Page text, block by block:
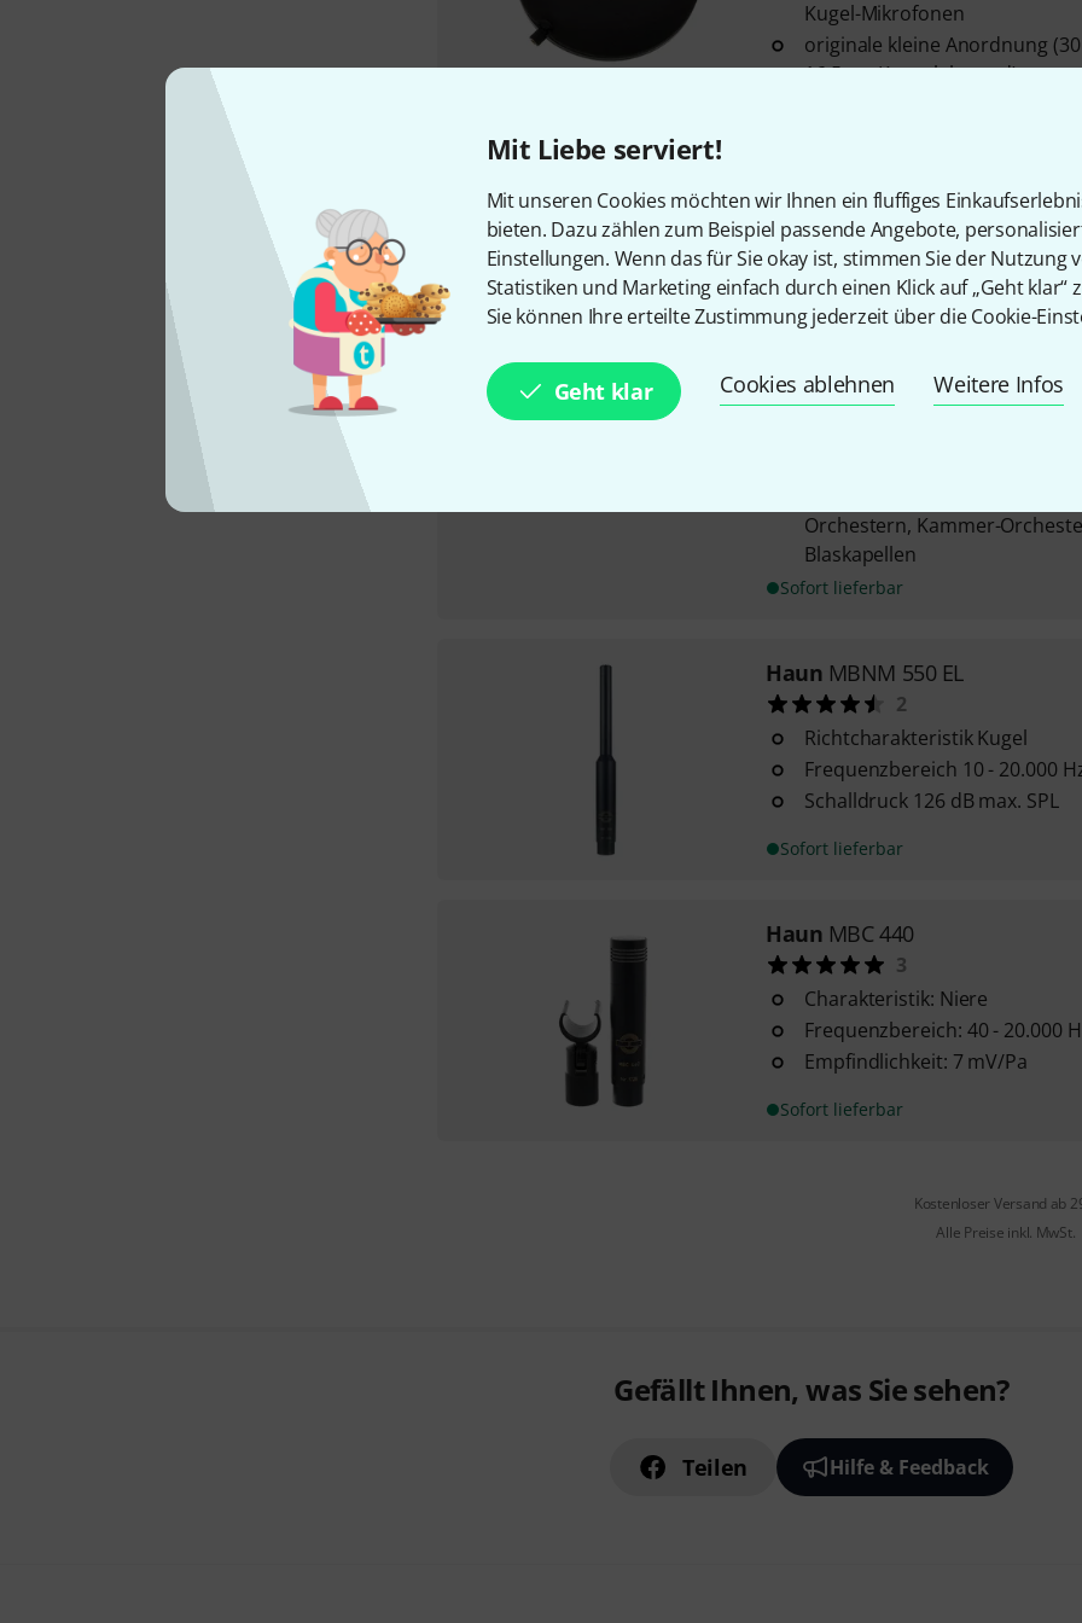
Mit Liebe serviert!
Mit unseren Cookies möchten wir Ihnen ein fluffiges
bieten. Dazu zählen zum Beispiel passende Angebote,
Einstellungen. Wenn das für Sie okay ist, stimmen Sie der Nutzung
Statistiken und Marketing einfach durch einen Klick auf „Geht klar“
Sie können Ihre erteilte Zustimmung jederzeit über die Cookie-
Geht klar Cookies ablehnen Weitere Infos
Kugel-Mikrofonen
originale kleine Anordnung
16,5 cm Kapselabstand)
Sofort lieferbar
HaunOSS Schneider Disk
5
Technik (Optimum Stereo
Mikrofonen
Orchestern, Kammer-
Blaskapellen
Sofort lieferbar
Haun MBNM 550 EL
2
Richtcharakteristik Kugel
Frequenzbereich 10 - 20.000
Schalldruck 126 dB max. SPL
Sofort lieferbar
Haun MBC 440
3
Charakteristik: Niere
Frequenzbereich: 40 - 20.000
Empfindlichkeit: 7 mV/Pa
Sofort lieferbar
Kostenloser Versand ab
Alle Preise inkl. MwSt.
Gefällt Ihnen, was Sie sehen?
Teilen Hilfe & Feedback